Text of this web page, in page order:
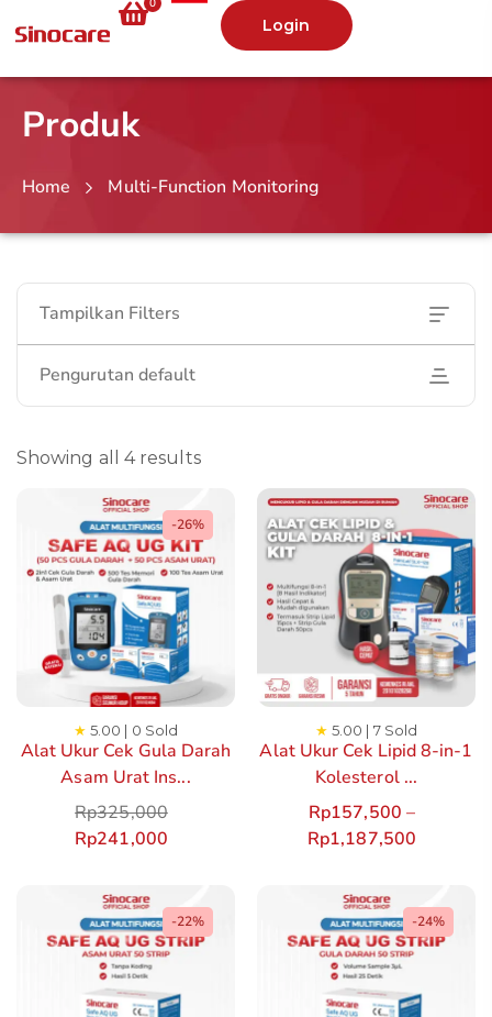
0
Login
Produk
Home Multi-Function Monitoring
Tampilkan Filters
Pengurutan default
Showing all 4 results
-26%
Alat Ukur Cek Gula Darah
Asam Urat Ins...
★5.00 | 0 Sold
Rp325,000
Rp241,000
Alat Ukur Cek Lipid 8-in-1
Kolesterol ...
★5.00 | 7 Sold
Rp157,500 –
Rp1,187,500
-22% -24%